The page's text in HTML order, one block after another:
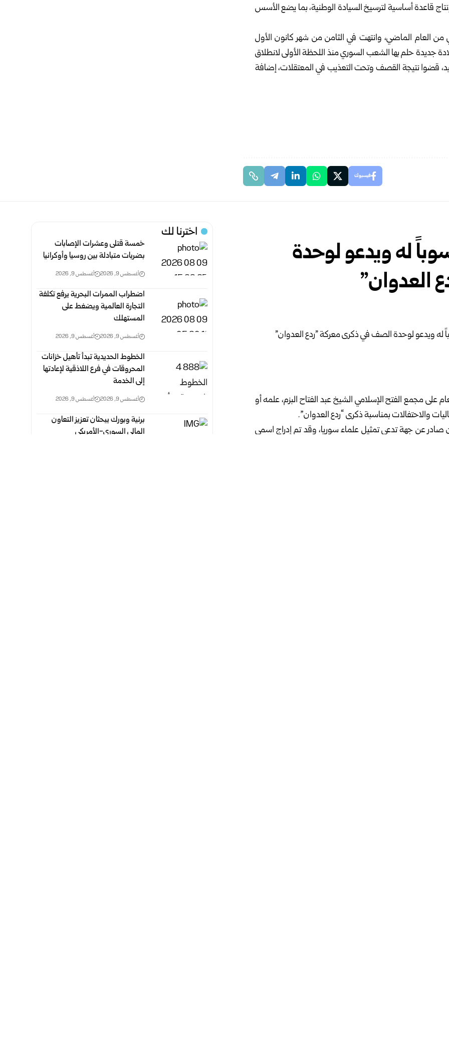
قاعدة أساسية لترسيخ السيادة الوطنية، بما يضع الأسس
في الـ 27 من تشرين الثاني من العام الماضي، وانتهت في الثامن من شهر كانون الأول
جديدة حلم بها الشعب السوري منذ اللحظة الأولى لانطلاق
نحو مليون شهيد، قضوا نتيجة القصف وتحت التعذيب في المعتقلات، إضافة
فيسبوك
له ويدعو لوحدة
العدوان”
مجمع الفتح الإسلامي الشيخ عبد الفتاح البزم، علمه أو
والاحتفالات بمناسبة ذكرى “ردع العدوان”.
صادرٍ عن جهة تدعي تمثيل علماء سوريا، وقد تم إدراج اسمي
اخترنا لك
خمسة قتلى وعشرات الإصابات
بضربات متبادلة بين روسيا وأوكرانيا
أغسطس 9, 2026 أغسطس 9, 2026
اضطراب الممرات البحرية يرفع تكلفة
التجارة العالمية ويضغط على
المستهلك
أغسطس 9, 2026 أغسطس 9, 2026
الخطوط الحديدية تبدأ تأهيل خزانات
المحروقات في فرع اللاذقية لإعادتها
إلى الخدمة
أغسطس 9, 2026 أغسطس 9, 2026
برنية وبورك يبحثان تعزيز التعاون
المالي السوري-الأمريكي